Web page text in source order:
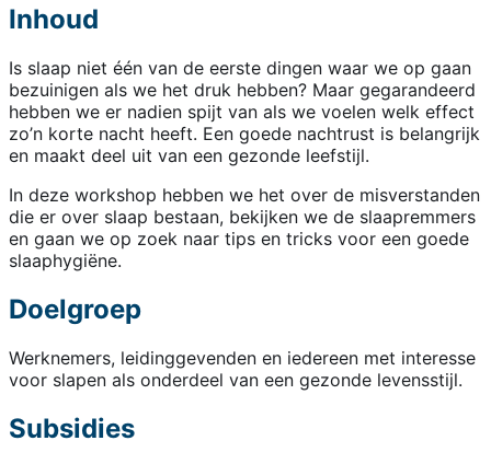
Inhoud
Is slaap niet één van de eerste dingen waar we op gaan
bezuinigen als we het druk hebben? Maar gegarandeerd
hebben we er nadien spijt van als we voelen welk effect
zo’n korte nacht heeft. Een goede nachtrust is belangrijk
en maakt deel uit van een gezonde leefstijl.
In deze workshop hebben we het over de misverstanden
die er over slaap bestaan, bekijken we de slaapremmers
en gaan we op zoek naar tips en tricks voor een goede
slaaphygiëne.
Doelgroep
Werknemers, leidinggevenden en iedereen met interesse
voor slapen als onderdeel van een gezonde levensstijl.
Subsidies